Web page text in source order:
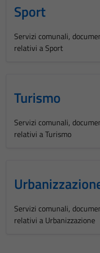
Sport
Servizi comunali,
relativi a Sport
Turismo
Servizi comunali,
relativi a Turismo
Servizi comunali,
relativi a Urbanizzazione